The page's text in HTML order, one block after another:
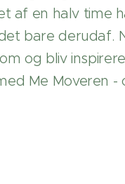
af en halv time
bare derudaf.
og bliv
Me Moveren